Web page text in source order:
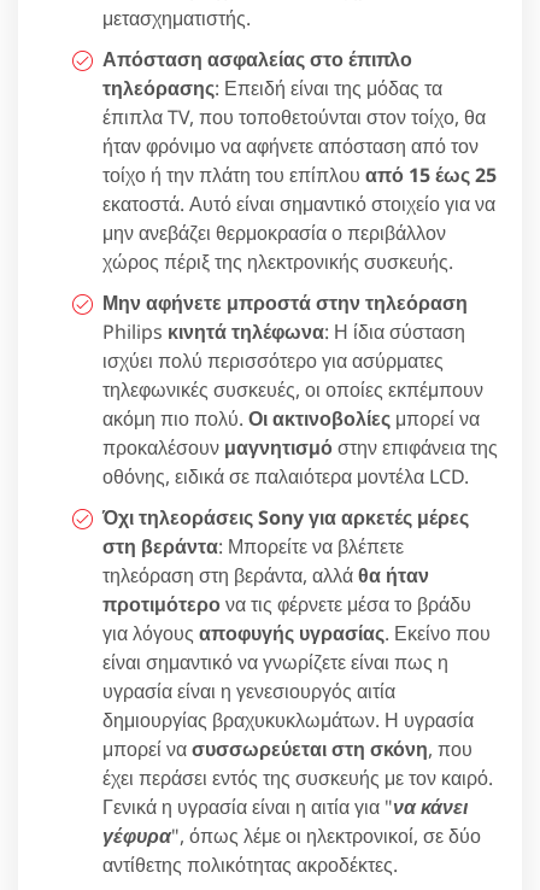
μετασχηματιστής.
Απόσταση ασφαλείας στο έπιπλο
τηλεόρασης: Επειδή είναι της μόδας τα
έπιπλα TV, που τοποθετούνται στον τοίχο, θα
ήταν φρόνιμο να αφήνετε απόσταση από τον
τοίχο ή την πλάτη του επίπλου από 15 έως 25
εκατοστά. Αυτό είναι σημαντικό στοιχείο για να
μην ανεβάζει θερμοκρασία ο περιβάλλον
χώρος πέριξ της ηλεκτρονικής συσκευής.
Μην αφήνετε μπροστά στην τηλεόραση
Philips κινητά τηλέφωνα: Η ίδια σύσταση
ισχύει πολύ περισσότερο για ασύρματες
τηλεφωνικές συσκευές, οι οποίες εκπέμπουν
ακόμη πιο πολύ. Οι ακτινοβολίες μπορεί να
προκαλέσουν μαγνητισμόστην επιφάνεια της
οθόνης, ειδικά σε παλαιότερα μοντέλα LCD.
Όχι τηλεοράσεις Sony για αρκετές μέρες
στη βεράντα: Μπορείτε να βλέπετε
τηλεόραση στη βεράντα, αλλάθα ήταν
προτιμότερονα τις φέρνετε μέσα το βράδυ
για λόγους αποφυγής υγρασίας. Εκείνο που
είναι σημαντικό να γνωρίζετε είναι πως η
υγρασία είναι η γενεσιουργός αιτία
δημιουργίας βραχυκυκλωμάτων. Η υγρασία
μπορεί νασυσσωρεύεται στη σκόνη, που
έχει περάσει εντός της συσκευής με τον καιρό.
Γενικά η υγρασία είναι η αιτία για "να κάνει
γέφυρα", όπως λέμε οι ηλεκτρονικοί, σε δύο
αντίθετης πολικότητας ακροδέκτες.